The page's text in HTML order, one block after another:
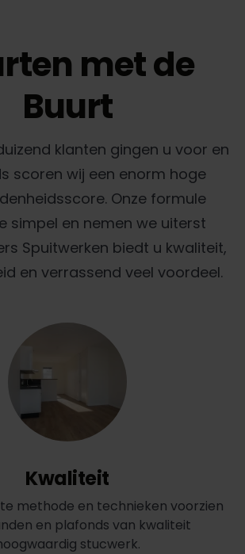
met de
Buurt
klanten gingen u voor en
scoren wij een enorm hoge
Onze formule
simpel en nemen we uiterst
Spuitwerken biedt u kwaliteit,
en verrassend veel voordeel.
Kwaliteit
methode en technieken voorzien
en plafonds van kwaliteit
stucwerk.